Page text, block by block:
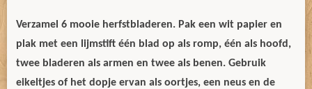
Verzamel 6 mooie herfstbladeren. Pak een wit papier en
plak met een lijmstift één blad op als romp, één als hoofd,
twee bladeren als armen en twee als benen. Gebruik
eikeltjes of het dopje ervan als oortjes, een neus en de